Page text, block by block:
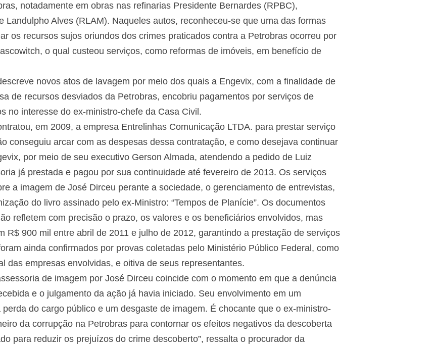
notadamente em obras nas refinarias Presidente Bernardes (RPBC),
Landulpho Alves (RLAM). Naqueles autos, reconheceu-se que uma das formas
os recursos sujos oriundos dos crimes praticados contra a Petrobras ocorreu por
o qual custeou serviços, como reformas de imóveis, em benefício de
novos atos de lavagem por meio dos quais a Engevix, com a finalidade de
de recursos desviados da Petrobras, encobriu pagamentos por serviços de
no interesse do ex-ministro-chefe da Casa Civil.
em 2009, a empresa Entrelinhas Comunicação LTDA. para prestar serviço
conseguiu arcar com as despesas dessa contratação, e como desejava continuar
por meio de seu executivo Gerson Almada, atendendo a pedido de Luiz
já prestada e pagou por sua continuidade até fevereiro de 2013. Os serviços
a imagem de José Dirceu perante a sociedade, o gerenciamento de entrevistas,
do livro assinado pelo ex-Ministro: “Tempos de Planície”. Os documentos
refletem com precisão o prazo, os valores e os beneficiários envolvidos, mas
R$ 900 mil entre abril de 2011 e julho de 2012, garantindo a prestação de serviços
ainda confirmados por provas coletadas pelo Ministério Público Federal, como
das empresas envolvidas, e oitiva de seus representantes.
de imagem por José Dirceu coincide com o momento em que a denúncia
e o julgamento da ação já havia iniciado. Seu envolvimento em um
do cargo público e um desgaste de imagem. É chocante que o ex-ministro-
da corrupção na Petrobras para contornar os efeitos negativos da descoberta
para reduzir os prejuízos do crime descoberto”, ressalta o procurador da